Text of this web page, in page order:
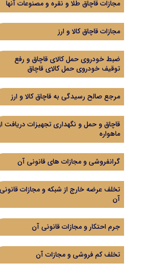
مجازات قاچاق طلا و نقره و مصنوعات آنها
مجازات قاچاق کالا و ارز
ضبط خودروی حمل کالای قاچاق و رفع
توقیف خودروی حمل کالای قاچاق
مرجع صالح رسیدگی به قاچاق کالا و ارز
قاچاق و حمل و نگهداری تجهیزات دریافت
ماهواره
گرانفروشی و مجازات های قانونی آن
تخلف عرضه خارج از شبکه و مجازات قانونی
آن
جرم احتکار و مجازات قانونی آن
تخلف کم فروشی و مجازات آن